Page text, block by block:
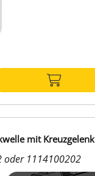
mit Kreuzgelenk
oder 1114100202